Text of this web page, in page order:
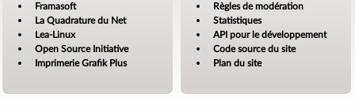
Framasoft
La Quadrature du Net
Lea-Linux
Open Source Initiative
Imprimerie Grafik Plus
Règles de modération
Statistiques
API pour le développement
Code source du site
Plan du site